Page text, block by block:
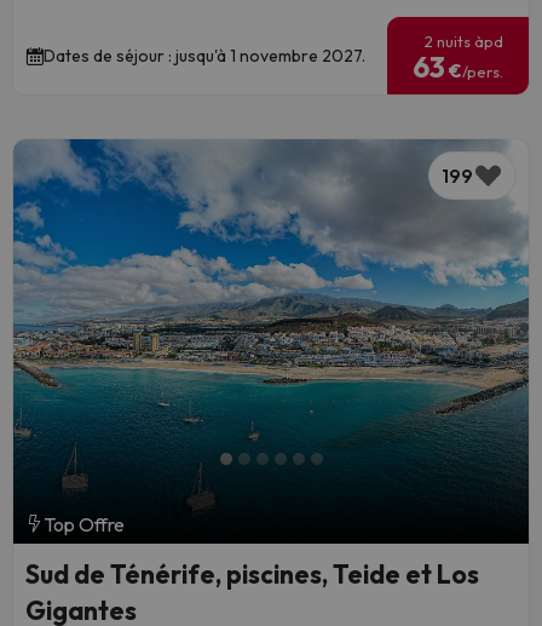
Dates de séjour : jusqu'à 1 novembre 2027.
2 nuits àpd
63 €/pers.
199
Top Offre
Sud de Ténérife, piscines, Teide et Los
Gigantes